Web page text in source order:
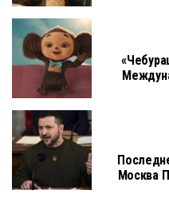
Москва